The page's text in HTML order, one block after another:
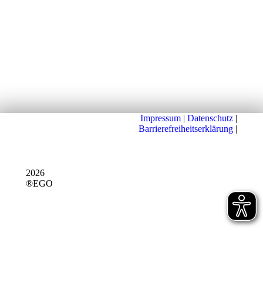
2026
®EGO
Impressum | Datenschutz |
Barrierefreiheitserklärung |